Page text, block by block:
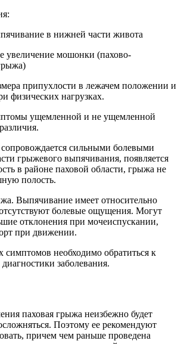
в нижней части живота
увеличение мошонки (пахово-
припухлости в лежачем положении и
физических нагрузках.
ущемленной и не ущемленной
сильными болевыми
грыжевого выпячивания, появляется
в районе паховой области, грыжа не
полость.
Выпячивание имеет относительно
болевые ощущения. Могут
отклонения при мочеиспускании,
при движении.
симптомов необходимо обратиться к
заболевания.
паховая грыжа неизбежно будет
Поэтому ее рекомендуют
причем чем раньше проведена